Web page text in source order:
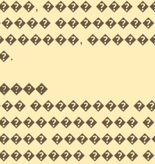
���� ���
��������
���
����